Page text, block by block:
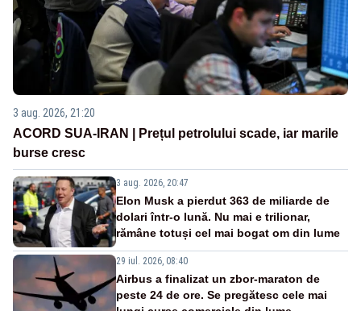
3 aug. 2026, 21:20
ACORD SUA-IRAN | Prețul petrolului scade, iar marile
burse cresc
3 aug. 2026, 20:47
Elon Musk a pierdut 363 de miliarde de
dolari într-o lună. Nu mai e trilionar,
rămâne totuși cel mai bogat om din lume
29 iul. 2026, 08:40
Airbus a finalizat un zbor-maraton de
peste 24 de ore. Se pregătesc cele mai